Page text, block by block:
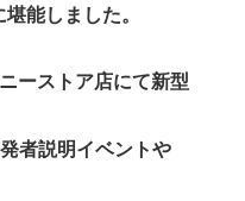
能しました。
ーストア店にて新型
者説明イベントや